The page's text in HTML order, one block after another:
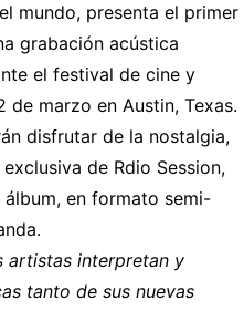
mundo, presenta el primer
grabación acústica
el festival de cine y
de marzo en Austin, Texas.
disfrutar de la nostalgia,
de Rdio Session,
en formato semi-
artistas interpretan y
tanto de sus nuevas